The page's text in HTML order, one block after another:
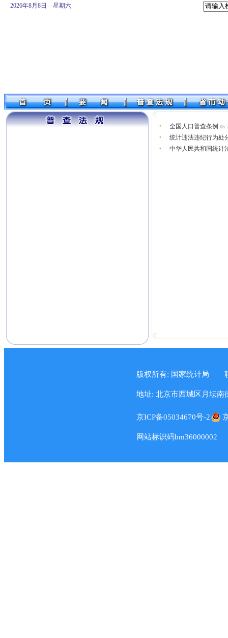
2026年8月8日 星期六
● 全国人口普查条例
● 统计违法违纪行为处
● 中华人民共和国统计
版权所有: 国家统计局
地址: 北京市西城区月坛南
京ICP备05034670号-2
网站标识码bm36000002